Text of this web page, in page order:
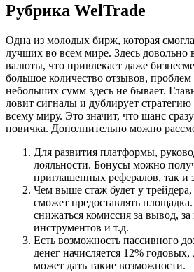
Рубрика WelTrade
Одна из молодых бирж, которая
лучших во всем мире. Здесь
валюты, что привлекает даже
большое количество отзывов,
небольших сумм здесь не бывает.
ловит сигналы и дублирует
всему миру. Это значит, что шанс
новичка. Дополнительно можно
Для развития платформы,
лояльности. Бонусы можно
приглашенных рефералов, так и
Чем выше стаж будет у
сможет предоставлять
снижаться комиссия за вывод, за
инструментов и т.д.
Есть возможность пассивного
денег начисляется 12%
может дать такие возможности.